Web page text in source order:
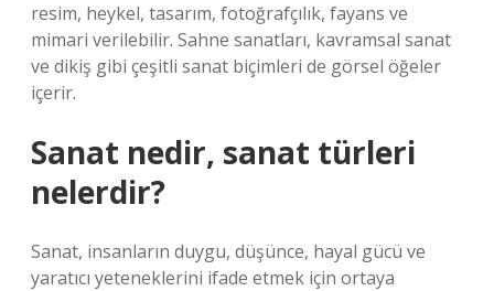
resim, heykel, tasarım, fotoğrafçılık, fayans ve
mimari verilebilir. Sahne sanatları, kavramsal sanat
ve dikiş gibi çeşitli sanat biçimleri de görsel öğeler
içerir.
Sanat nedir, sanat türleri
nelerdir?
Sanat, insanların duygu, düşünce, hayal gücü ve
yaratıcı yeteneklerini ifade etmek için ortaya